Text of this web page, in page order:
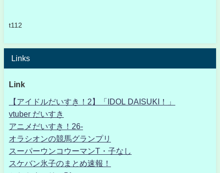
t112
Links
Link
【アイドルだいすき！2】「IDOL DAISUKI！」
vtuber だいすき
アニメだいすき！26-
オラシオンの競馬グランプリ
スーパーウンコウーマンT・子なし
スケバン氷子のまとめ速報！